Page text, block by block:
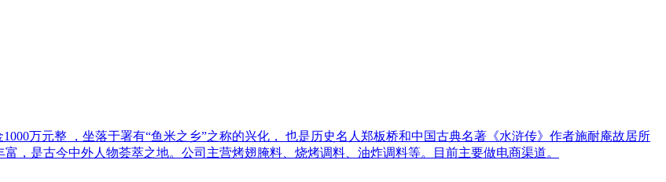
万元整 ，坐落于署有“鱼米之乡”之称的兴化， 也是历史名人郑板桥和中国古典名著《水浒传》作者施耐庵故居所
，是古今中外人物荟萃之地。公司主营烤翅腌料、烧烤调料、油炸调料等。目前主要做电商渠道。